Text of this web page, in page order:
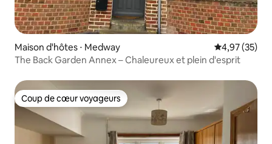
Maison d'hôtes ⋅ Medway Évaluation
4,97 (35)
The Back Garden Annex – Chaleureux et plein d'esprit
Coup de cœur voyageurs
Coup de cœur voyageurs